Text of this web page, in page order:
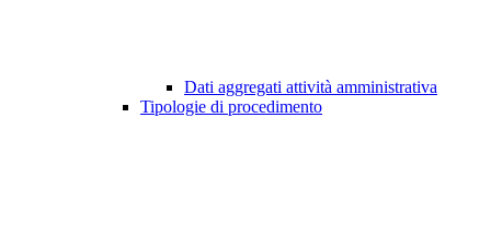
Dati aggregati attività amministrativa
Tipologie di procedimento